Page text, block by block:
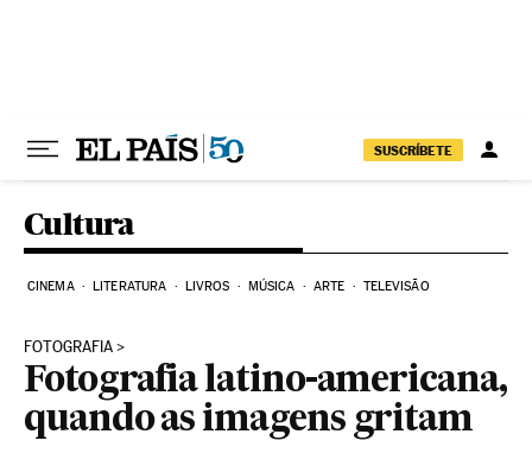
SUSCRÍBETE
Cultura
CINEMA LITERATURA LIVROS MÚSICA ARTE TELEVISÃO
FOTOGRAFIA
Fotografia latino-americana,
quando as imagens gritam